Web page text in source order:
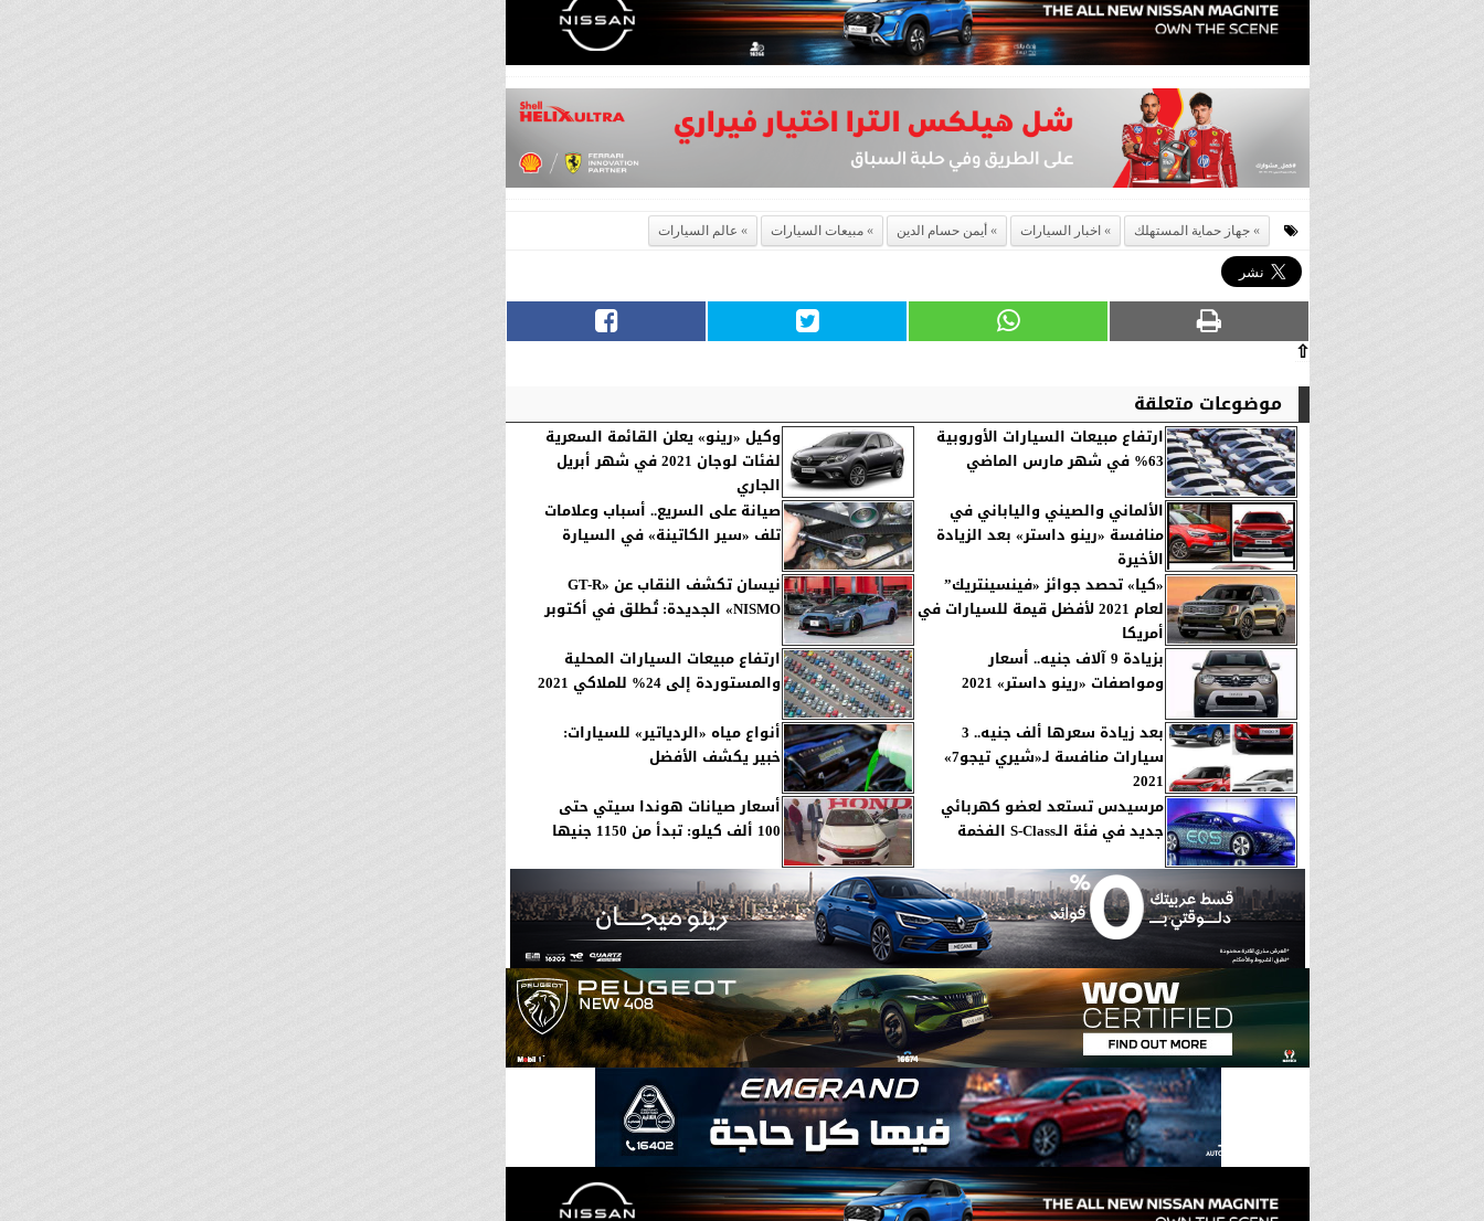
جهاز حماية المستهلك اخبار السيارات أيمن حسام الدين مبيعات السيارات عالم السيارات
⇧
موضوعات متعلقة
ارتفاع مبيعات السيارات الأوروبية
63% في شهر مارس الماضي
وكيل «رينو» يعلن القائمة السعرية
لفئات لوجان 2021 في شهر أبريل
الجاري
الألماني والصيني والياباني في
منافسة «رينو داستر» بعد الزيادة
الأخيرة
صيانة على السريع.. أسباب وعلامات
تلف «سير الكاتينة» في السيارة
«كيا» تحصد جوائز «فينسينتريك”
لعام 2021 لأفضل قيمة للسيارات في
أمريكا
نيسان تكشف النقاب عن «GT-R
NISMO» الجديدة: تُطلق في أكتوبر
بزيادة 9 آلاف جنيه.. أسعار
ومواصفات «رينو داستر» 2021
ارتفاع مبيعات السيارات المحلية
والمستوردة إلى 24% للملاكي 2021
بعد زيادة سعرها ألف جنيه.. 3
سيارات منافسة لـ«شيري تيجو7»
2021
أنواع مياه «الردياتير» للسيارات:
خبير يكشف الأفضل
مرسيدس تستعد لعضو كهربائي
جديد في فئة الـS-Class الفخمة
أسعار صيانات هوندا سيتي حتى
100 ألف كيلو: تبدأ من 1150 جنيها